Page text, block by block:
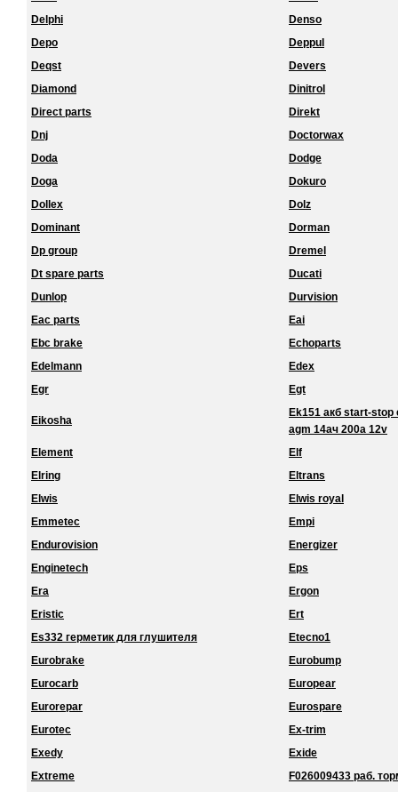
Delphi
Denso
Depo
Deppul
Deqst
Devers
Diamond
Dinitrol
Direct parts
Direkt
Dnj
Doctorwax
Doda
Dodge
Doga
Dokuro
Dollex
Dolz
Dominant
Dorman
Dp group
Dremel
Dt spare parts
Ducati
Dunlop
Durvision
Eac parts
Eai
Ebc brake
Echoparts
Edelmann
Edex
Egr
Egt
Eikosha
Ek151 акб start-
agm 14ач 200a 12v
Element
Elf
Elring
Eltrans
Elwis
Elwis royal
Emmetec
Empi
Endurovision
Energizer
Enginetech
Eps
Era
Ergon
Eristic
Ert
Es332 герметик для глушителя
Etecno1
Eurobrake
Eurobump
Eurocarb
Europear
Eurorepar
Eurospare
Eurotec
Ex-trim
Exedy
Exide
Extreme
F026009433 раб.